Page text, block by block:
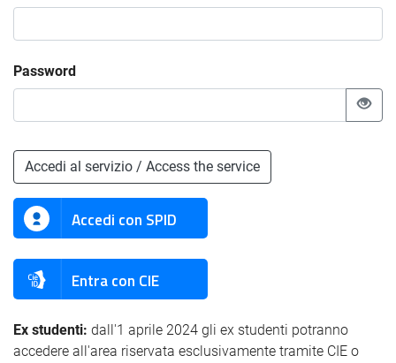
Password
Accedi al servizio / Access the service
Accedi con SPID
Entra con CIE
Ex studenti: dall'1 aprile 2024 gli ex studenti potranno
accedere all'area riservata esclusivamente tramite CIE o